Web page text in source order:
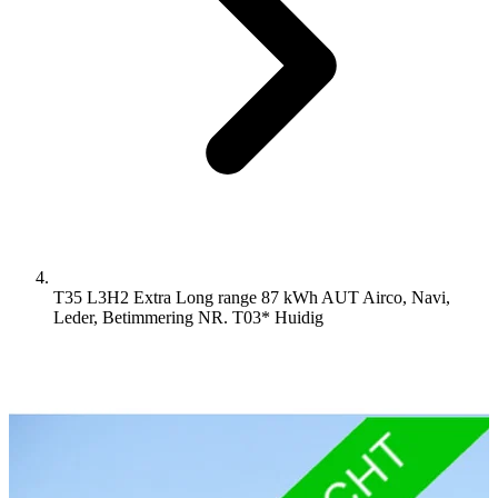
T35 L3H2 Extra Long range 87 kWh AUT Airco, Navi,
Leder, Betimmering NR. T03* Huidig